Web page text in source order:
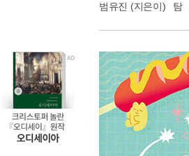
범유진 (지은이) 탐